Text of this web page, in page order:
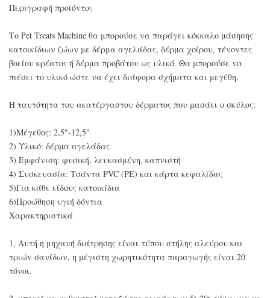
Περιγραφή προϊόντος
Το Pet Treats Machine θα μπορούσε να παράγει κόκκαλο μάσησης
κατοικίδιων ζώων με δέρμα αγελάδας, δέρμα χοίρου, τένοντες
βοείου κρέατος ή δέρμα προβάτου ως υλικό. Θα μπορούσε να
πιέσει το υλικό ώστε να έχει διάφορα σχήματα και μεγέθη.
Η ταυτότητα του ακατέργαστου δέρματος που μασάει ο σκύλος:
1)Μέγεθος: 2,5"-12,5"
2) Υλικό: δέρμα αγελάδας
3) Εμφάνιση: φυσική, λευκασμένη, καπνιστή
4) Συσκευασία: Τσάντα PVC (PE) και κάρτα κεφαλίδας
5)Για κάθε είδους κατοικίδια
6)Προώθηση υγιή δόντια
Χαρακτηριστικά
1, Αυτή η μηχανή διάτρησης είναι τύπου στήλης αλεύρου και
τριών σανίδων, η μέγιστη χωρητικότητα παραγωγής είναι 20
τόνοι.